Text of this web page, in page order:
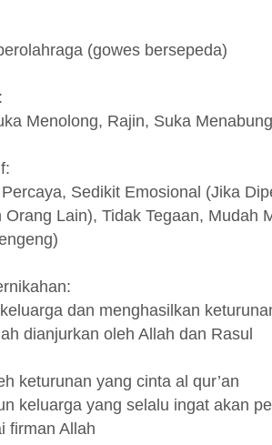
(gowes bersepeda)
Menolong, Rajin, Suka
Sedikit Emosional (Jika
Orang Lain), Tidak Tegaan, Mudah
dan menghasilkan
dianjurkan oleh Allah dan Rasul
keturunan yang cinta al qur’an
keluarga yang selalu ingat akan
firman Allah